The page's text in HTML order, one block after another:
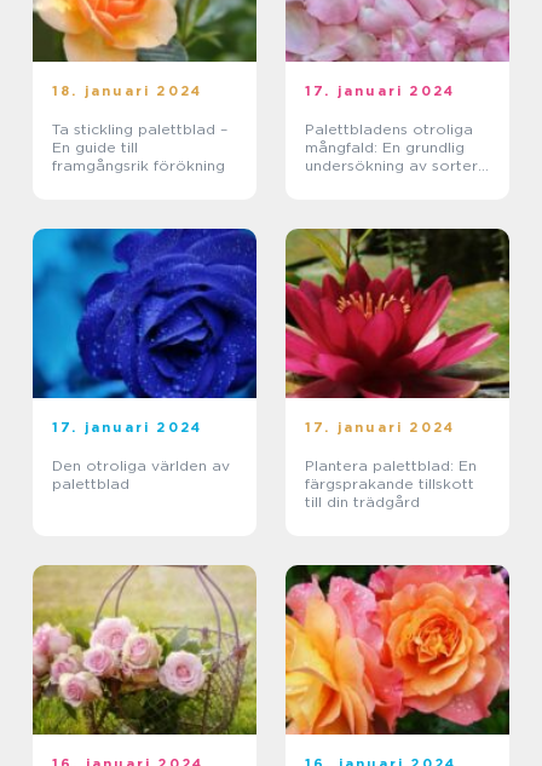
18. januari 2024
Ta stickling palettblad –
En guide till
framgångsrik förökning
17. januari 2024
Palettbladens otroliga
mångfald: En grundlig
undersökning av sorter
17. januari 2024
Den otroliga världen av
palettblad
17. januari 2024
Plantera palettblad: En
färgsprakande tillskott
till din trädgård